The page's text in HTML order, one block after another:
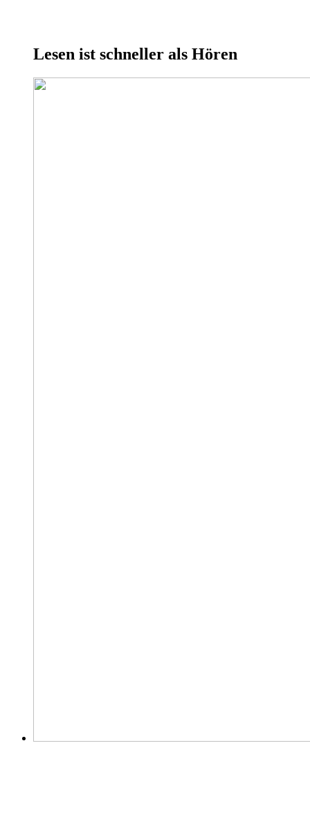
Lesen ist schneller als Hören